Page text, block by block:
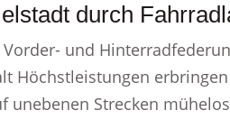
durch
und
Höchstleistungen
unebenen Strecken